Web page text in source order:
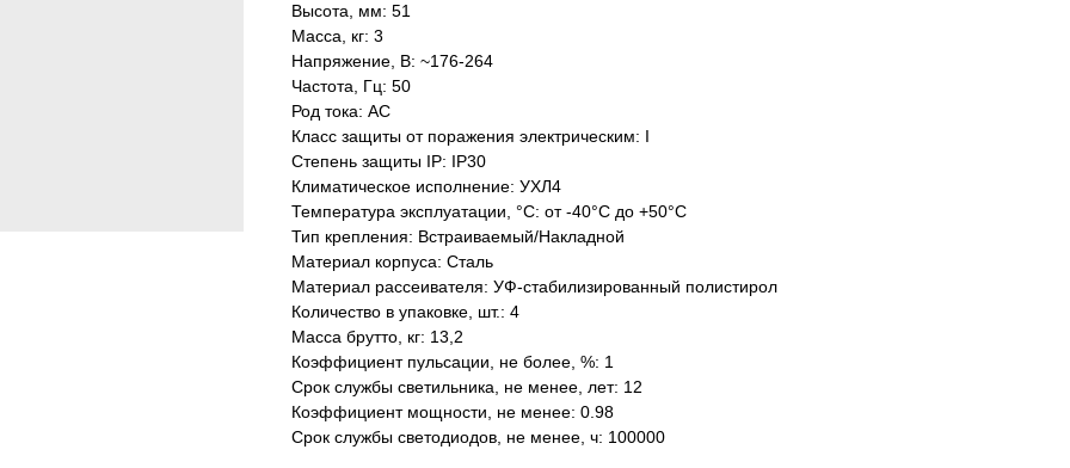
Высота, мм: 51
Масса, кг: 3
Напряжение, В: ~176-264
Частота, Гц: 50
Род тока: AC
Класс защиты от поражения электрическим: I
Степень защиты IP: IP30
Климатическое исполнение: УХЛ4
Температура эксплуатации, °С: от -40°C до +50°C
Тип крепления: Встраиваемый/Накладной
Материал корпуса: Сталь
Материал рассеивателя: УФ-стабилизированный полистирол
Количество в упаковке, шт.: 4
Масса брутто, кг: 13,2
Коэффициент пульсации, не более, %: 1
Срок службы светильника, не менее, лет: 12
Коэффициент мощности, не менее: 0.98
Срок службы светодиодов, не менее, ч: 100000